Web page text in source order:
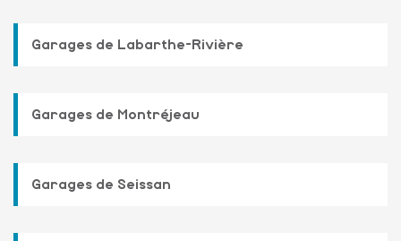
Garages de Labarthe-Rivière
Garages de Montréjeau
Garages de Seissan